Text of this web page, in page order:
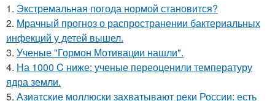
1. Экстремальная погода нормой становится?
2. Мрачный прогноз о распространении бактериальных
инфекций у детей вышел.
3. Ученые "Гормон Мотивации нашли".
4. На 1000 C ниже: ученые переоценили температуру
ядра земли.
5. Азиатские моллюски захватывают реки России: есть